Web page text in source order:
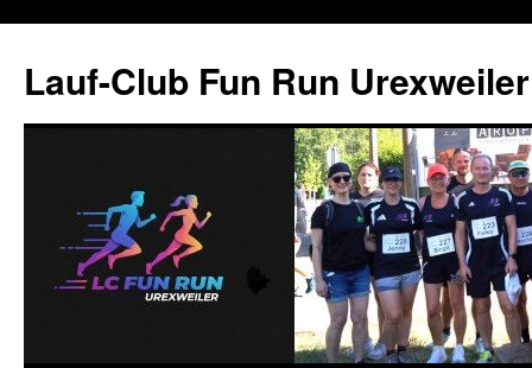
springen
Lauf-Club Fun Run